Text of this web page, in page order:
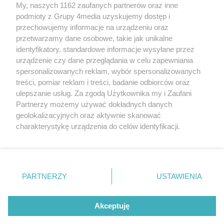
Redakcja Reklama Prywatność
Praca Łódź
the:protocol
Facebook.com
Youtube.com
My, naszych 1162 zaufanych partnerów oraz inne
podmioty z Grupy 4media uzyskujemy dostęp i
przechowujemy informacje na urządzeniu oraz
przetwarzamy dane osobowe, takie jak unikalne
identyfikatory, standardowe informacje wysyłane przez
urządzenie czy dane przeglądania w celu zapewniania
spersonalizowanych reklam, wybór spersonalizowanych
treści, pomiar reklam i treści, badanie odbiorców oraz
ulepszanie usług. Za zgodą Użytkownika my i Zaufani
Partnerzy możemy używać dokładnych danych
geolokalizacyjnych oraz aktywnie skanować
charakterystykę urządzenia do celów identyfikacji.
zmienić/wycofać klikając przycisk ustawień prywatności
znajdujący się w lewym dolnym rogu strony
. Niektóre
użytkownika, ale masz prawo sprzeciwić się takiemu
przetwarzaniu. Preferencje będą miały zastosowania tylko
PARTNERZY USTAWIENIA
Akceptuję